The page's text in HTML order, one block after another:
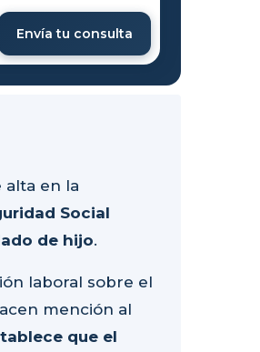
Envía tu consulta
en la
Social
de hijo.
laboral sobre el
mención al
que el